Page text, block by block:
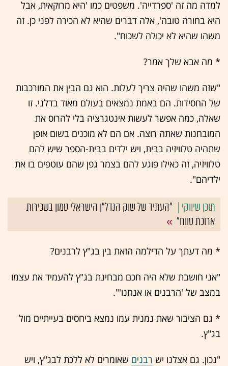
למדה מה זה 'ספרדייה'. משפטים כמו 'היא מרוקאית, אבל
היא בחורה טובה', אלה דברים שהיא לא הכירה לפני כן. זה
משהו שהיא לא יכולה לשכוח".
* מה אבא שלך אמר?
"שזה משהו שהיה צריך לעלות. הוא גם הבין את המורכבות
של החסידות. הם באמת נמצאים בעולם מאוד בדלני. זו
שאלה, כמה אפשר לעשות אינטגרציה בלי להרוס את
המובחנות שאתה רוצה. אם הם לא מוכנים בשום אופן
שתהיה טלוויזיה בבית, ויש ילדים בבית-הספר שיש להם
טלוויזיה, זה כאילו פוגע להם בצמר גפן שהם עוטפים בו את
ילדיהם".
"העתיד של שוק הנדל"ן הישראלי טמון בשכירות
ארוכת טווח"
* מה דעתך על הדילמה הזאת בין בג"ץ לרבנים?
"אני חושבת שלא היה חכם מבחינת בג"ץ להעמיד את עצמו
במצב של 'הרבנים או אנחנו'".
* גם הציבור שאת נמנית עמו נמצא ביחסים בעייתיים מול
בג"ץ.
"נכון. גם אצלנו יש רבנים שאומרים לא ללכת לבג"ץ, ויש